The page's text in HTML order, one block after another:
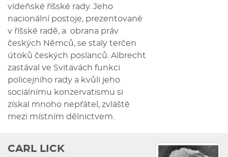
vídeňské říšské rady. Jeho
nacionální postoje, prezentované
v říšské radě, a obrana práv
českých Němců, se staly terčen
útoků českých poslanců. Albrecht
zastával ve Svitavách funkci
policejního rady a kvůli jeho
sociálnímu konzervatismu si
získal mnoho nepřátel, zvláště
mezi místním dělnictvem.
CARL LICK